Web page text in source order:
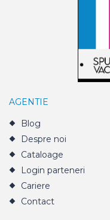
AGENTIE
Blog
Despre noi
Cataloage
Login parteneri
Cariere
Contact